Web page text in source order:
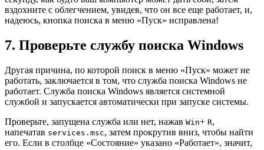
вздохните с облегчением, увидев, что он все еще работает, и,
надеюсь, кнопка поиска в меню «Пуск» исправлена!
7. Проверьте службу поиска Windows
Другая причина, по которой поиск в меню «Пуск» может не
работать, заключается в том, что служба поиска Windows не
работает. Служба поиска Windows является системной
службой и запускается автоматически при запуске системы.
Проверьте, запущена служба или нет, нажав Win+ R,
напечатав services.msc, затем прокрутив вниз, чтобы найти
его. Если в столбце «Состояние» указано «Работает», значит,